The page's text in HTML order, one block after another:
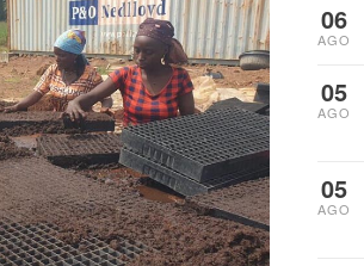
06
AGO
05
AGO
05
AGO